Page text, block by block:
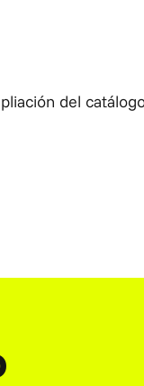
del